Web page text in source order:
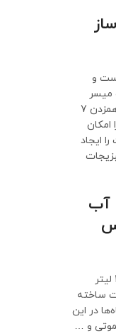
3.4 لیتر است و
میسر
می‌سازد برای مثال تهیه سوپ برای 7 نفر ، همزدن 7
را امکان
ایجاد
آب
پارچ محلوط کن فیلیپس HR7778 دارای 1.5 لیتر
ساخته
در این
و …